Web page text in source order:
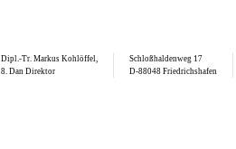
Dipl.-Tr. Markus Kohlöffel,
8. Dan Direktor
Schloßhaldenweg 17
D-88048 Friedrichshafen